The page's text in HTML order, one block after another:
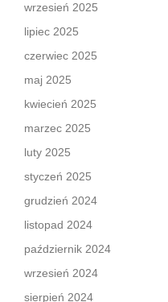
wrzesień 2025
lipiec 2025
czerwiec 2025
maj 2025
kwiecień 2025
marzec 2025
luty 2025
styczeń 2025
grudzień 2024
listopad 2024
październik 2024
wrzesień 2024
sierpień 2024